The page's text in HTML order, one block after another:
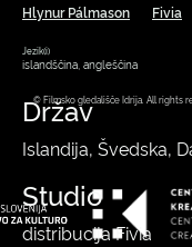
Hlynur Pálmason Fivia
Jezik(i)
islandščina, angleščina
Držav
Islandija, Švedska,
Studio
distribucija Fivia
© Filmsko gledališče Idrija. All rights